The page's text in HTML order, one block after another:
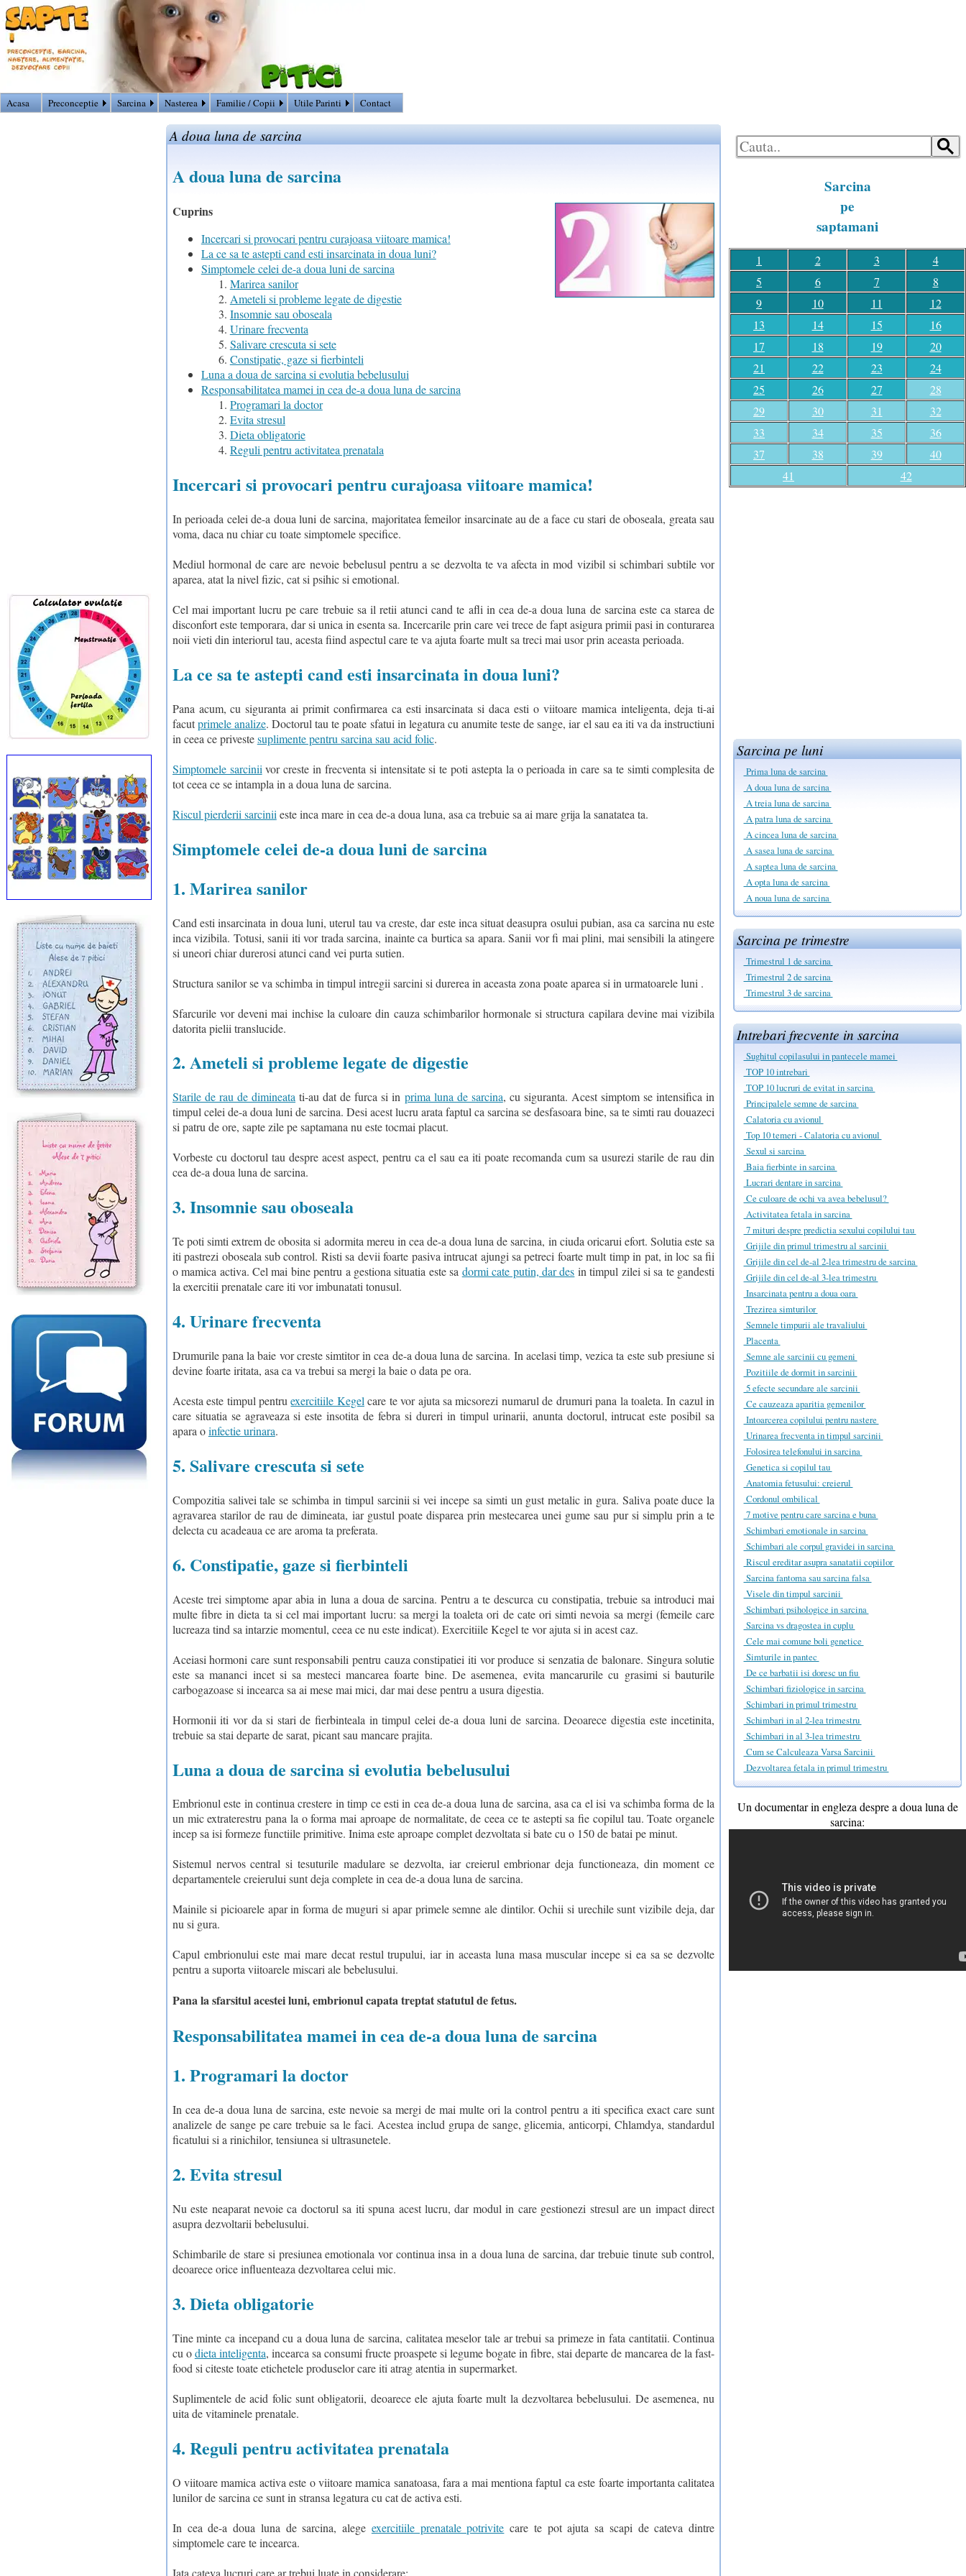
Acasa Preconceptie Sarcina Nasterea Familie / Copii Utile Parinti Contact
Sarcina
pe
saptamani
1 2 3
4
5
6 7
8
9
10 11
12
13
14 15
16
17
18 19
20
21
22 23
24
25
26 27
28
29
30 31
32
33
34 35
36
37
38 39
40
41
42
Sarcina pe luni
Prima luna de sarcina
A doua luna de sarcina
A treia luna de sarcina
A patra luna de sarcina
A cincea luna de sarcina
A sasea luna de sarcina
A saptea luna de sarcina
A opta luna de sarcina
A noua luna de sarcina
Sarcina pe trimestre
Trimestrul 1 de sarcina
Trimestrul 2 de sarcina
Trimestrul 3 de sarcina
Intrebari frecvente in sarcina
Sughitul copilasului in pantecele mamei
TOP 10 intrebari
TOP 10 lucruri de evitat in sarcina
Principalele semne de sarcina
Calatoria cu avionul
Top 10 temeri - Calatoria cu avionul
Sexul si sarcina
Baia fierbinte in sarcina
Lucrari dentare in sarcina
Ce culoare de ochi va avea bebelusul?
Activitatea fetala in sarcina
7 mituri despre predictia sexului copilului tau
Grijile din primul trimestru al sarcinii
Grijile din cel de-al 2-lea trimestru de sarcina
Grijile din cel de-al 3-lea trimestru
Insarcinata pentru a doua oara
Trezirea simturilor
Semnele timpurii ale travaliului
Placenta
Semne ale sarcinii cu gemeni
Pozitiile de dormit in sarcinii
5 efecte secundare ale sarcinii
Ce cauzeaza aparitia gemenilor
Intoarcerea copilului pentru nastere
Urinarea frecventa in timpul sarcinii
Folosirea telefonului in sarcina
Genetica si copilul tau
Anatomia fetusului: creierul
Cordonul ombilical
7 motive pentru care sarcina e buna
Schimbari emotionale in sarcina
Schimbari ale corpul gravidei in sarcina
Riscul ereditar asupra sanatatii copiilor
Sarcina fantoma sau sarcina falsa
Visele din timpul sarcinii
Schimbari psihologice in sarcina
Sarcina vs dragostea in cuplu
Cele mai comune boli genetice
Simturile in pantec
De ce barbatii isi doresc un fiu
Schimbari fiziologice in sarcina
Schimbari in primul trimestru
Schimbari in al 2-lea trimestru
Schimbari in al 3-lea trimestru
Cum se Calculeaza Varsa Sarcinii
Dezvoltarea fetala in primul trimestru
Un documentar in engleza despre a doua luna de
sarcina:
A doua luna de sarcina
A doua luna de sarcina
Cuprins
Incercari si provocari pentru curajoasa viitoare mamica!
La ce sa te astepti cand esti insarcinata in doua luni?
Simptomele celei de-a doua luni de sarcina
Marirea sanilor
Ameteli si probleme legate de digestie
Insomnie sau oboseala
Urinare frecventa
Salivare crescuta si sete
Constipatie, gaze si fierbinteli
Luna a doua de sarcina si evolutia bebelusului
Responsabilitatea mamei in cea de-a doua luna de sarcina
Programari la doctor
Evita stresul
Dieta obligatorie
Reguli pentru activitatea prenatala
Incercari si provocari pentru curajoasa viitoare mamica!
In perioada celei de-a doua luni de sarcina, majoritatea femeilor insarcinate au de a face cu stari de oboseala, greata sau
voma, daca nu chiar cu toate simptomele specifice.
Mediul hormonal de care are nevoie bebelusul pentru a se dezvolta te va afecta in mod vizibil si schimbari subtile vor
aparea, atat la nivel fizic, cat si psihic si emotional.
Cel mai important lucru pe care trebuie sa il retii atunci cand te afli in cea de-a doua luna de sarcina este ca starea de
disconfort este temporara, dar si unica in esenta sa. Incercarile prin care vei trece de fapt asigura primii pasi in conturarea
noii vieti din interiorul tau, acesta fiind aspectul care te va ajuta foarte mult sa treci mai usor prin aceasta perioada.
La ce sa te astepti cand esti insarcinata in doua luni?
Pana acum, cu siguranta ai primit confirmarea ca esti insarcinata si daca esti o viitoare mamica inteligenta, deja ti-ai
facutprimele analize. Doctorul tau te poate sfatui in legatura cu anumite teste de sange, iar el sau ea iti va da instructiuni
in ceea ce privestesuplimente pentru sarcina sau acid folic.
Simptomele sarcinii vor creste in frecventa si intensitate si te poti astepta la o perioada in care sa te simti complesita de
tot ceea ce se intampla in a doua luna de sarcina.
Riscul pierderii sarcinii este inca mare in cea de-a doua luna, asa ca trebuie sa ai mare grija la sanatatea ta.
Simptomele celei de-a doua luni de sarcina
1. Marirea sanilor
Cand esti insarcinata in doua luni, uterul tau va creste, dar este inca situat deasupra osului pubian, asa ca sarcina nu este
inca vizibila. Totusi, sanii iti vor trada sarcina, inainte ca burtica sa apara. Sanii vor fi mai plini, mai sensibili la atingere
si uneori chiar durerosi atunci cand vei purta sutien.
Structura sanilor se va schimba in timpul intregii sarcini si durerea in aceasta zona poate aparea si in urmatoarele luni .
Sfarcurile vor deveni mai inchise la culoare din cauza schimbarilor hormonale si structura capilara devine mai vizibila
datorita pielii translucide.
2. Ameteli si probleme legate de digestie
Starile de rau de dimineata ti-au dat de furca si in prima luna de sarcina, cu siguranta. Acest simptom se intensifica in
timpul celei de-a doua luni de sarcina. Desi acest lucru arata faptul ca sarcina se desfasoara bine, sa te simti rau douazeci
si patru de ore, sapte zile pe saptamana nu este tocmai placut.
Vorbeste cu doctorul tau despre acest aspect, pentru ca el sau ea iti poate recomanda cum sa usurezi starile de rau din
cea de-a doua luna de sarcina.
3. Insomnie sau oboseala
Te poti simti extrem de obosita si adormita mereu in cea de-a doua luna de sarcina, in ciuda oricarui efort. Solutia este sa
iti pastrezi oboseala sub control. Risti sa devii foarte pasiva intrucat ajungi sa petreci foarte mult timp in pat, in loc sa fii
o mamica activa. Cel mai bine pentru a gestiona situatia este sa dormi cate putin, dar des in timpul zilei si sa te gandesti
la exercitii prenatale care iti vor imbunatati tonusul.
4. Urinare frecventa
Drumurile pana la baie vor creste simtitor in cea de-a doua luna de sarcina. In acelasi timp, vezica ta este sub presiune si
devine foarte iritata, asa ca va trebui sa mergi la baie o data pe ora.
Acesta este timpul pentruexercitiile Kegel care te vor ajuta sa micsorezi numarul de drumuri pana la toaleta. In cazul in
care situatia se agraveaza si este insotita de febra si dureri in timpul urinarii, anunta doctorul, intrucat este posibil sa
apara oinfectie urinara.
5. Salivare crescuta si sete
Compozitia salivei tale se schimba in timpul sarcinii si vei incepe sa simti un gust metalic in gura. Saliva poate duce la
agravarea starilor de rau de dimineata, iar gustul poate disparea prin mestecarea unei gume sau pur si simplu prin a te
delecta cu acadeaua ce are aroma ta preferata.
6. Constipatie, gaze si fierbinteli
Aceste trei simptome apar abia in luna a doua de sarcina. Pentru a te descurca cu constipatia, trebuie sa introduci mai
multe fibre in dieta ta si cel mai important lucru: sa mergi la toaleta ori de cate ori simti nevoia sa mergi (femeile care
lucreaza tind sa intarzie momentul, ceea ce nu este indicat). Exercitiile Kegel te vor ajuta si in acest caz.
Aceiasi hormoni care sunt responsabili pentru cauza constipatiei iti vor produce si senzatia de balonare. Singura solutie
este sa mananci incet si sa mesteci mancarea foarte bine. De asemenea, evita mancarurile cu grasimi si bauturile
carbogazoase si incearca sa ai mese mai mici, dar mai dese pentru a usura digestia.
Hormonii iti vor da si stari de fierbinteala in timpul celei de-a doua luni de sarcina. Deoarece digestia este incetinita,
trebuie sa stai departe de sarat, picant sau mancare prajita.
Luna a doua de sarcina si evolutia bebelusului
Embrionul este in continua crestere in timp ce esti in cea de-a doua luna de sarcina, asa ca el isi va schimba forma de la
un mic extraterestru pana la o forma mai aproape de normalitate, de ceea ce te astepti sa fie copilul tau. Toate organele
incep sa isi formeze functiile primitive. Inima este aproape complet dezvoltata si bate cu o 150 de batai pe minut.
Sistemul nervos central si tesuturile madulare se dezvolta, iar creierul embrionar deja functioneaza, din moment ce
departamentele creierului sunt deja complete in cea de-a doua luna de sarcina.
Mainile si picioarele apar in forma de muguri si apar primele semne ale dintilor. Ochii si urechile sunt vizibile deja, dar
nu si gura.
Capul embrionului este mai mare decat restul trupului, iar in aceasta luna masa muscular incepe si ea sa se dezvolte
pentru a suporta viitoarele miscari ale bebelusului.
Pana la sfarsitul acestei luni, embrionul capata treptat statutul de fetus.
Responsabilitatea mamei in cea de-a doua luna de sarcina
1. Programari la doctor
In cea de-a doua luna de sarcina, este nevoie sa mergi de mai multe ori la control pentru a iti specifica exact care sunt
analizele de sange pe care trebuie sa le faci. Acestea includ grupa de sange, glicemia, anticorpi, Chlamdya, standardul
ficatului si a rinichilor, tensiunea si ultrasunetele.
2. Evita stresul
Nu este neaparat nevoie ca doctorul sa iti spuna acest lucru, dar modul in care gestionezi stresul are un impact direct
asupra dezvoltarii bebelusului.
Schimbarile de stare si presiunea emotionala vor continua insa in a doua luna de sarcina, dar trebuie tinute sub control,
deoarece orice influenteaza dezvoltarea celui mic.
3. Dieta obligatorie
Tine minte ca incepand cu a doua luna de sarcina, calitatea meselor tale ar trebui sa primeze in fata cantitatii. Continua
cu odieta inteligenta, incearca sa consumi fructe proaspete si legume bogate in fibre, stai departe de mancarea de la fast-
food si citeste toate etichetele produselor care iti atrag atentia in supermarket.
Suplimentele de acid folic sunt obligatorii, deoarece ele ajuta foarte mult la dezvoltarea bebelusului. De asemenea, nu
uita de vitaminele prenatale.
4. Reguli pentru activitatea prenatala
O viitoare mamica activa este o viitoare mamica sanatoasa, fara a mai mentiona faptul ca este foarte importanta calitatea
lunilor de sarcina ce sunt in stransa legatura cu cat de activa esti.
In cea de-a doua luna de sarcina, alege exercitiile prenatale potrivite care te pot ajuta sa scapi de cateva dintre
simptomele care te incearca.
Iata cateva lucruri care ar trebui luate in considerare: